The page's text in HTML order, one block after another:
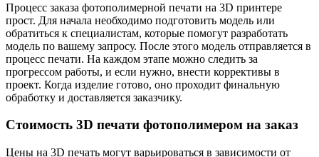
Процесс заказа фотополимерной печати на 3D принтере
прост. Для начала необходимо подготовить модель или
обратиться к специалистам, которые помогут разработать
модель по вашему запросу. После этого модель отправляется в
процесс печати. На каждом этапе можно следить за
прогрессом работы, и если нужно, внести коррективы в
проект. Когда изделие готово, оно проходит финальную
обработку и доставляется заказчику.
Стоимость 3D печати фотополимером на заказ
Цены на 3D печать могут варьироваться в зависимости от